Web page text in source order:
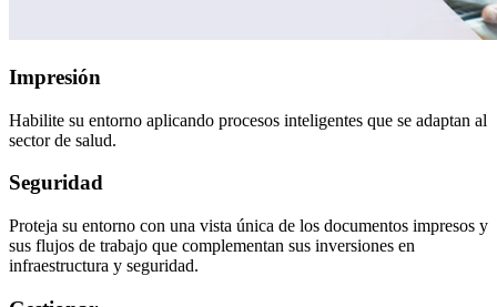
Impresión
Habilite su entorno aplicando procesos inteligentes que se adaptan al
sector de salud.
Seguridad
Proteja su entorno con una vista única de los documentos impresos y
sus flujos de trabajo que complementan sus inversiones en
infraestructura y seguridad.